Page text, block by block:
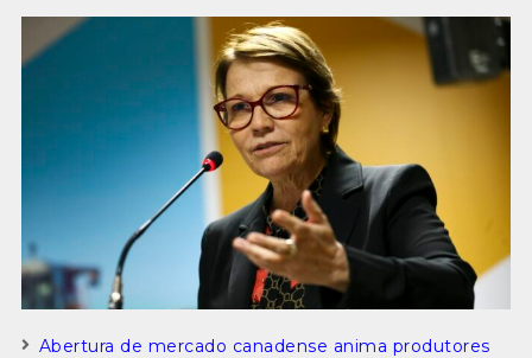
Abertura de mercado canadense anima produtores